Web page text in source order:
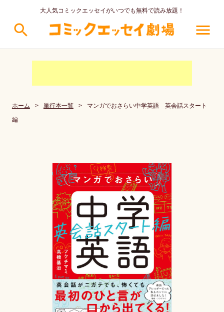
大人気コミックエッセイがいつでも無料で読み放題！
search menu
ホーム > 単行本一覧 >
マンガでおさらい中学英語 英会話スタート
編